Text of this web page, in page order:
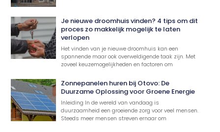
Je nieuwe droomhuis vinden? 4 tips om dit
proces zo makkelijk mogelijk te laten
verlopen
Het vinden van je nieuwe droomhuis kan een
spannende maar ook overweldigende taak zijn. Met
zoveel keuzemogelijkheden en factoren om
Zonnepanelen huren bij Otovo: De
Duurzame Oplossing voor Groene Energie
Inleiding In de wereld van vandaag is
duurzaamheid een groeiende zorg voor veel mensen.
Steeds meer mensen streven ernaar om